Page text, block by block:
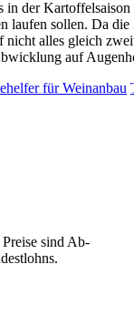
in der
laufen sollen. Da
alles gleich
auf
für Weinanbau
sind Ab-